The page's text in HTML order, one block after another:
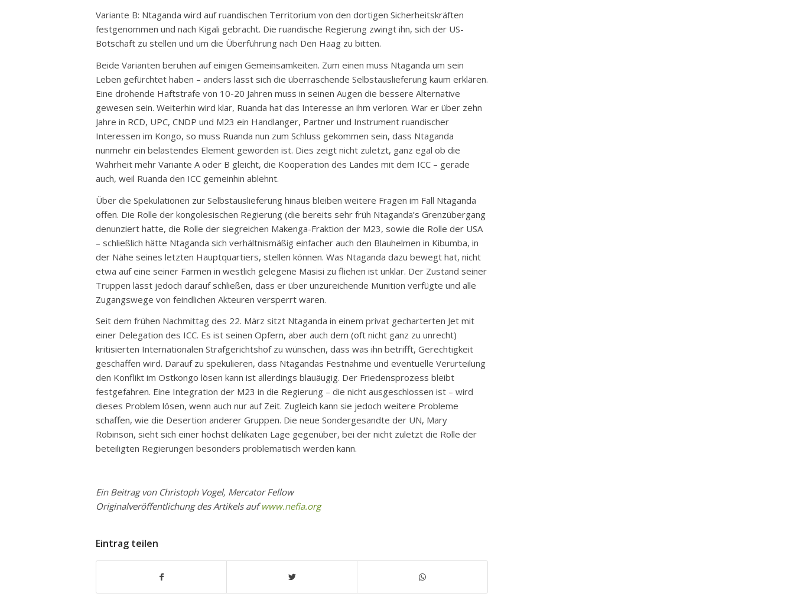
Variante B: Ntaganda wird auf ruandischen Territorium von den dortigen Sicherheitskräften
festgenommen und nach Kigali gebracht. Die ruandische Regierung zwingt ihn, sich der US-
Botschaft zu stellen und um die Überführung nach Den Haag zu bitten.
Beide Varianten beruhen auf einigen Gemeinsamkeiten. Zum einen muss Ntaganda um sein
Leben gefürchtet haben – anders lässt sich die überraschende Selbstauslieferung kaum erklären.
Eine drohende Haftstrafe von 10-20 Jahren muss in seinen Augen die bessere Alternative
gewesen sein. Weiterhin wird klar, Ruanda hat das Interesse an ihm verloren. War er über zehn
Jahre in RCD, UPC, CNDP und M23 ein Handlanger, Partner und Instrument ruandischer
Interessen im Kongo, so muss Ruanda nun zum Schluss gekommen sein, dass Ntaganda
nunmehr ein belastendes Element geworden ist. Dies zeigt nicht zuletzt, ganz egal ob die
Wahrheit mehr Variante A oder B gleicht, die Kooperation des Landes mit dem ICC – gerade
auch, weil Ruanda den ICC gemeinhin ablehnt.
Über die Spekulationen zur Selbstauslieferung hinaus bleiben weitere Fragen im Fall Ntaganda
offen. Die Rolle der kongolesischen Regierung (die bereits sehr früh Ntaganda’s Grenzübergang
denunziert hatte, die Rolle der siegreichen Makenga-Fraktion der M23, sowie die Rolle der USA
– schließlich hätte Ntaganda sich verhältnismäßig einfacher auch den Blauhelmen in Kibumba, in
der Nähe seines letzten Hauptquartiers, stellen können. Was Ntaganda dazu bewegt hat, nicht
etwa auf eine seiner Farmen in westlich gelegene Masisi zu fliehen ist unklar. Der Zustand seiner
Truppen lässt jedoch darauf schließen, dass er über unzureichende Munition verfügte und alle
Zugangswege von feindlichen Akteuren versperrt waren.
Seit dem frühen Nachmittag des 22. März sitzt Ntaganda in einem privat gecharterten Jet mit
einer Delegation des ICC. Es ist seinen Opfern, aber auch dem (oft nicht ganz zu unrecht)
kritisierten Internationalen Strafgerichtshof zu wünschen, dass was ihn betrifft, Gerechtigkeit
geschaffen wird. Darauf zu spekulieren, dass Ntagandas Festnahme und eventuelle Verurteilung
den Konflikt im Ostkongo lösen kann ist allerdings blauäugig. Der Friedensprozess bleibt
festgefahren. Eine Integration der M23 in die Regierung – die nicht ausgeschlossen ist – wird
dieses Problem lösen, wenn auch nur auf Zeit. Zugleich kann sie jedoch weitere Probleme
schaffen, wie die Desertion anderer Gruppen. Die neue Sondergesandte der UN, Mary
Robinson, sieht sich einer höchst delikaten Lage gegenüber, bei der nicht zuletzt die Rolle der
beteiligten Regierungen besonders problematisch werden kann.
Ein Beitrag von Christoph Vogel, Mercator Fellow
Originalveröffentlichung des Artikels aufwww.nefia.org
Eintrag teilen